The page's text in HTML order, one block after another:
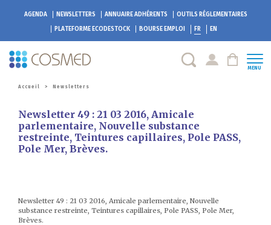
AGENDA NEWSLETTERS ANNUAIRE ADHÉRENTS
OUTILS RÉGLEMENTAIRES
PLATEFORME ECODESTOCK BOURSE EMPLOI FR EN
MENU
Accueil > Newsletters
Newsletter 49 : 21 03 2016, Amicale
parlementaire, Nouvelle substance
restreinte, Teintures capillaires, Pole PASS,
Pole Mer, Brèves.
Newsletter 49 : 21 03 2016, Amicale parlementaire, Nouvelle
substance restreinte, Teintures capillaires, Pole PASS, Pole Mer,
Brèves.